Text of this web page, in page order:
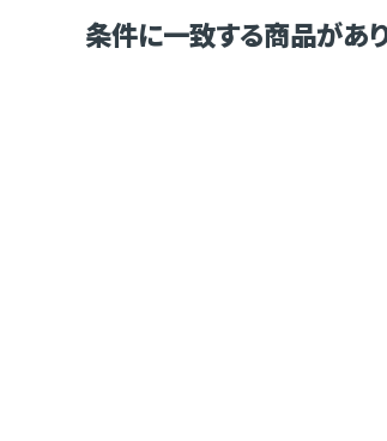
条件に一致する商品があ